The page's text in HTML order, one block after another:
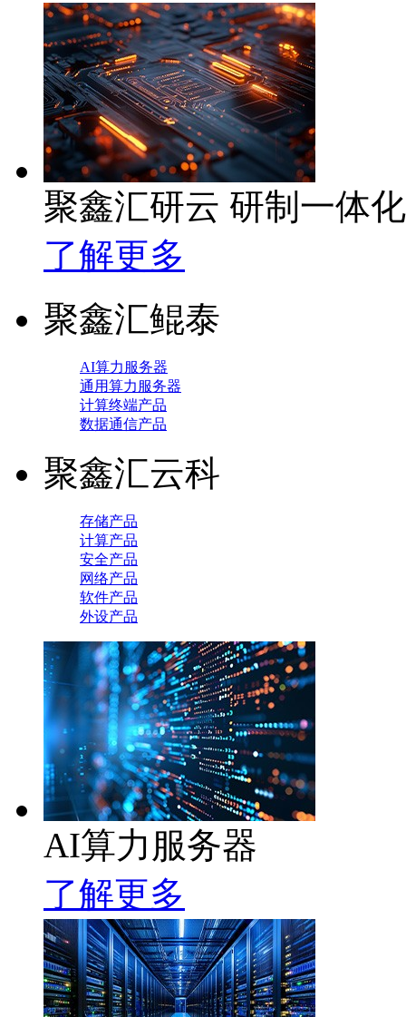
聚鑫汇研云 研制一体
了解更多
聚鑫汇鲲泰
AI算力服务器
通用算力服务器
计算终端产品
数据通信产品
聚鑫汇云科
存储产品
计算产品
安全产品
网络产品
软件产品
外设产品
AI算力服务器
了解更多